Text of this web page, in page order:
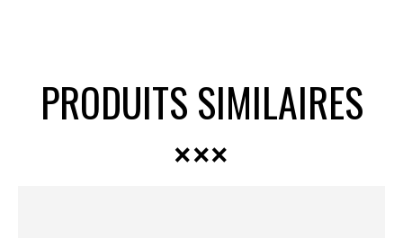
PRODUITS SIMILAIRES